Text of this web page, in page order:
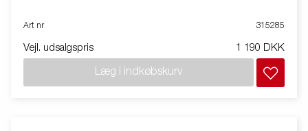
Art nr 315285
Vejl. udsalgspris 1 190 DKK
Læg i indkøbskurv